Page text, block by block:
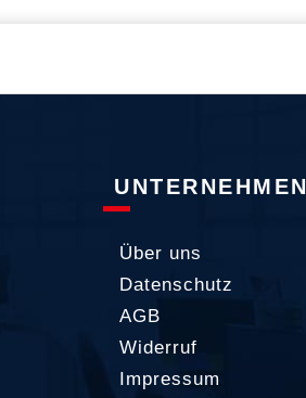
UNTERNEHMEN
Über uns
Datenschutz
AGB
Widerruf
Impressum